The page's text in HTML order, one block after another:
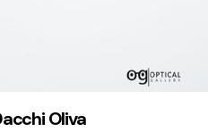
Oliva